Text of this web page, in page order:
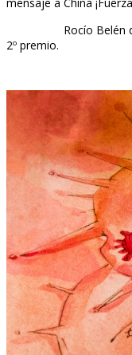
Rocío Belén de
2º premio.